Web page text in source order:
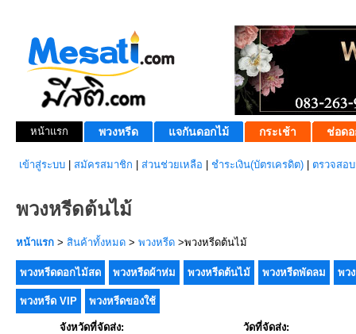
หน้าแรก พวงหรีด แจกันดอกไม้ กระเช้า ช่อดอ
เข้าสู่ระบบ สมัครสมาชิก ส่วนช่วยเหลือ ชำระเงิน(บัตรเครดิต) ตรวจสอ
พวงหรีดต้นไม้
หน้าแรก > สินค้าทั้งหมด > พวงหรีด >พวงหรีดต้นไม้
พวงหรีดดอกไม้สด พวงหรีดผ้าห่ม พวงหรีดต้นไม้ พวงหรีดพัดลม พว
พวงหรีด VIP พวงหรีดของใช้
จังหวัดที่จัดส่ง: วัดที่จัดส่ง: